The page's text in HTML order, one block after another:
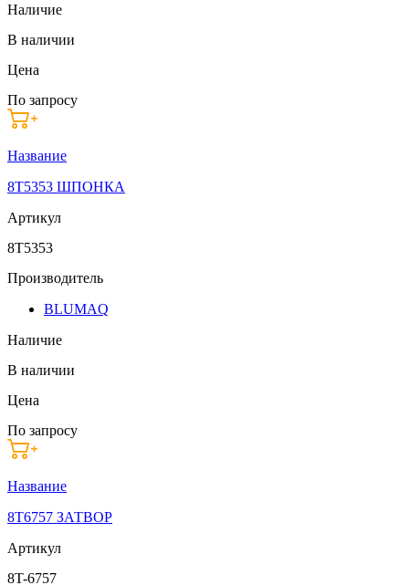
Наличие
В наличии
Цена
По запросу
Название
8T5353 ШПОНКА
Артикул
8T5353
Производитель
BLUMAQ
Наличие
В наличии
Цена
По запросу
Название
8T6757 ЗАТВОР
Артикул
8T-6757